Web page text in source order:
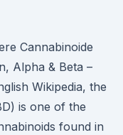
Cannabinoide
Alpha & Beta –
Wikipedia, the
is one of the
found in